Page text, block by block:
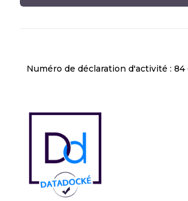
Numéro de déclaration d'activité : 84